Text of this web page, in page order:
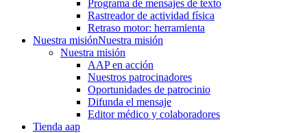
Programa de mensajes de texto
Rastre​​ador de activida​d física
Retraso motor: herramienta
Nuestra misiónNuestra misión
Nuestra misión
AAP en acción
Nuestros patrocinadores
Oportunidades de patrocinio
Difunda el mensaje
Editor médico y colaboradores
Tienda aap